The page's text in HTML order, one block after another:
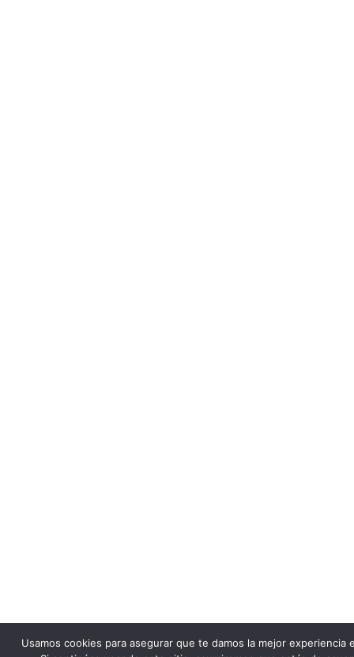
Usamos cookies para asegurar que te damos la mejor experiencia